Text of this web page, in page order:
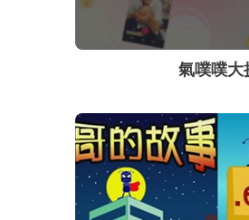
氣噗噗大